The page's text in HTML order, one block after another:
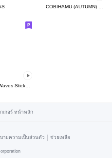
COBIHAMU (AUTUMN) Move part1
เกอร์ หน้าหลัก
ายความเป็นส่วนตัว | ช่วยเหลือ